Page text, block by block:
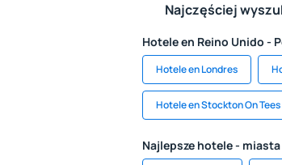
Najczęściej
Hotele en Reino Unido -
Hotele en Londres
Hotele en Stockton On Tees
Najlepsze hotele - miasta